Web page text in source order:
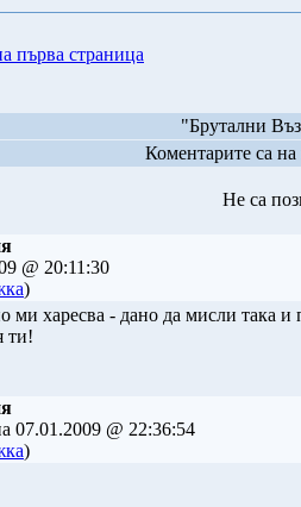
първа страница
"Брутални
Коментарите са
Не са
@ 20:11:30
)
ми харесва - дано да мисли така и
ти!
@ 22:36:54
)